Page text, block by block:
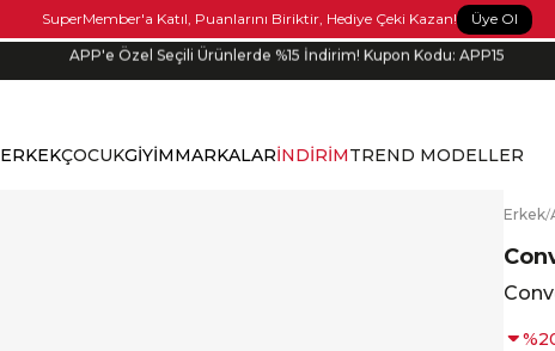
SuperMember'a Katıl, Puanlarını Biriktir, Hediye Çeki Kazan! Üye Ol
APP'e Özel Seçili Ürünlerde %15 İndirim! Kupon Kodu: APP15
Bonus kartlara özel vade farksız taksit seçenekleri!
ERKEKÇOCUKGİYİMMARKALARİNDİRİMTREND MODELLER
Erkek/
%